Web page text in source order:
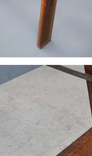
人気の検索キーワード
2557 水屋箪笥 2729
箪笥 2905